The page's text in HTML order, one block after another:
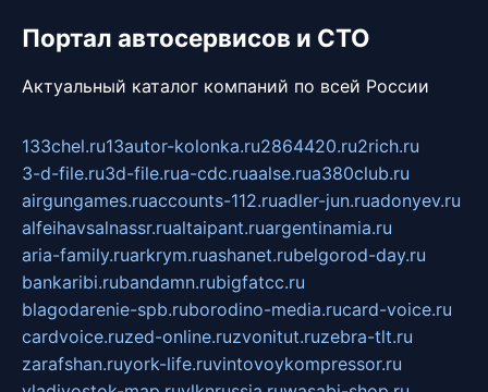
Портал автосервисов и СТО
Актуальный каталог компаний по всей России
133chel.ru13autor-kolonka.ru2864420.ru2rich.ru
3-d-file.ru3d-file.rua-cdc.ruaalse.rua380club.ru
airgungames.ruaccounts-112.ruadler-jun.ruadonyev.ru
alfeihavsalnassr.rualtaipant.ruargentinamia.ru
aria-family.ruarkrym.ruashanet.rubelgorod-day.ru
bankaribi.rubandamn.rubigfatcc.ru
blagodarenie-spb.ruborodino-media.rucard-voice.ru
cardvoice.ruzed-online.ruzvonitut.ruzebra-tlt.ru
zarafshan.ruyork-life.ruvintovoykompressor.ru